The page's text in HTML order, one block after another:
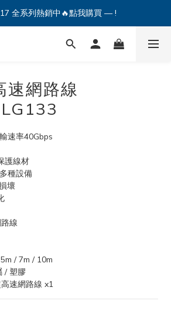
全系列熱銷中🔥點我購買 — !
哥 Line 新好友領優惠券！🎫
17 全系列熱銷中🔥點我購買 — !
速網路線
速率40Gbps
護線材
種設備
壞
線
/ 7m / 10m
/ 塑膠
速網路線 x1